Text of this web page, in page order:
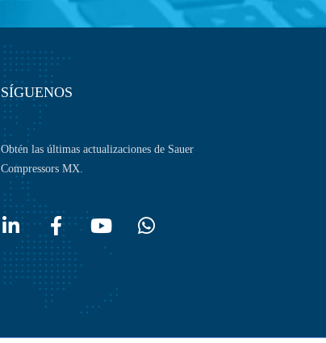
SÍGUENOS
Obtén las últimas actualizaciones de Sauer
Compressors MX.